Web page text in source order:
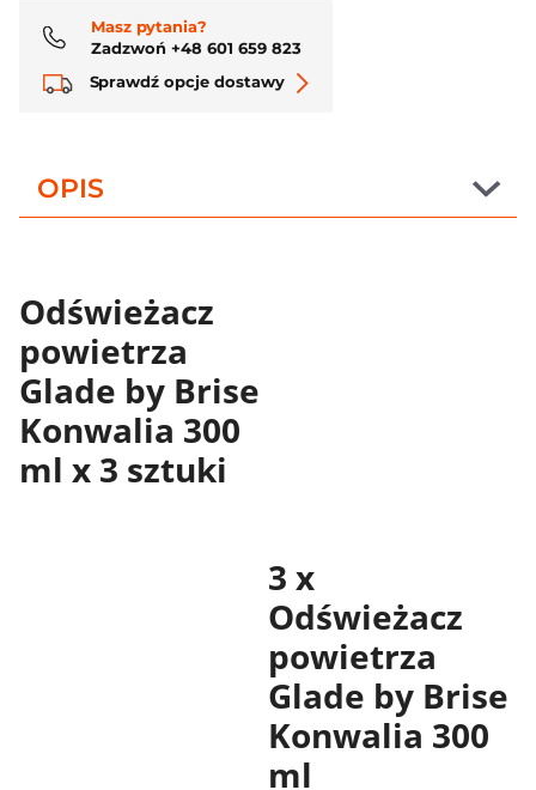
Masz pytania?
Zadzwoń +48 601 659 823
Sprawdź opcje dostawy
OPIS
Odświeżacz
powietrza
Glade by Brise
Konwalia 300
ml x 3 sztuki
3 x
Odświeżacz
powietrza
Glade by Brise
Konwalia 300
ml